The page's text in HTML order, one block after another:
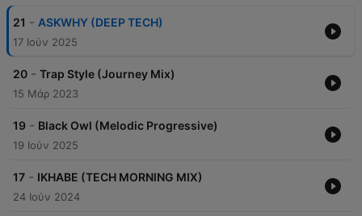
21 - ASKWHY (DEEP TECH)
17 Ιούν 2025
20 - Trap Style (Journey Mix)
15 Μάρ 2023
19 - Black Owl (Melodic Progressive)
19 Ιούν 2025
17 - IKHABE (TECH MORNING MIX)
24 Ιούν 2024